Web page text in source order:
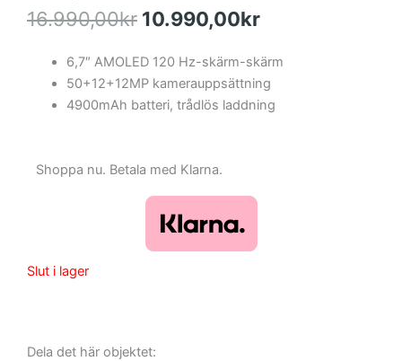
16.990,00kr Det
priset
var:
16.990,00kr.
10.990,00krDet
priset
är:
10.990,00kr.
6,7″ AMOLED 120 Hz-skärm-skärm
50+12+12MP kamerauppsättning
4900mAh batteri, trådlös laddning
Shoppa nu. Betala med Klarna.
Slut i lager
Dela det här objektet: